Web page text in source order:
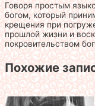
Говоря простым
богом, который
крещения при
прошлой жизни и
покровительством
Похожие